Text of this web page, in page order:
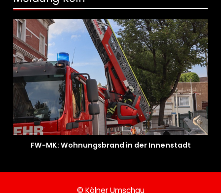
FW-MK: Wohnungsbrand in der Innenstadt
© Kölner Umschau